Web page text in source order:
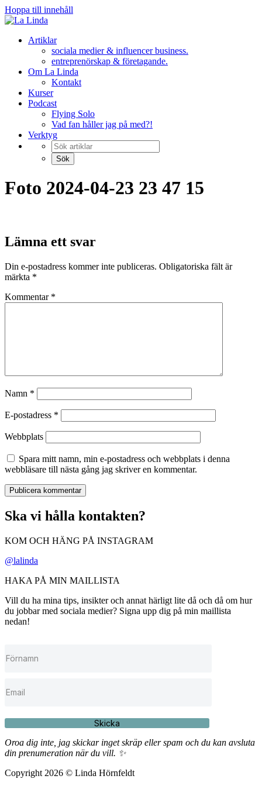
Hoppa till innehåll
Artiklar
sociala medier & influencer business.
entreprenörskap & företagande.
Om La Linda
Kontakt
Kurser
Podcast
Flying Solo
Vad fan håller jag på med?!
Verktyg
Foto 2024-04-23 23 47 15
Lämna ett svar
Din e-postadress kommer inte publiceras. Obligatoriska fält är
märkta *
Kommentar *
Namn *
E-postadress *
Webbplats
Spara mitt namn, min e-postadress och webbplats i denna
webbläsare till nästa gång jag skriver en kommentar.
Ska vi hålla kontakten?
KOM OCH HÄNG PÅ INSTAGRAM
@lalinda
HAKA PÅ MIN MAILLISTA
Vill du ha mina tips, insikter och annat härligt lite då och då om hur
du jobbar med sociala medier? Signa upp dig på min maillista
nedan!
Skicka
Oroa dig inte, jag skickar inget skräp eller spam och du kan avsluta
din prenumeration när du vill. ✨
Copyright 2026 © Linda Hörnfeldt